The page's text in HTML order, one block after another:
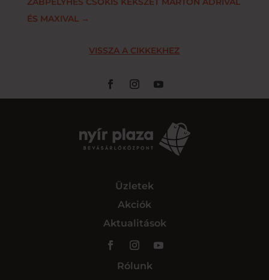
ÉS MAXIVAL→
VISSZA A CIKKEKHEZ
Üzletek
Akciók
Aktualitások
Rólunk